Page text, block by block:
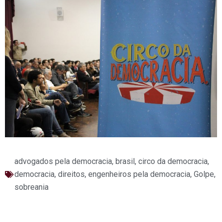
advogados pela democracia, brasil , circo da democracia,
democracia, direitos, engenheiros pela democracia, Golpe,
sobreania